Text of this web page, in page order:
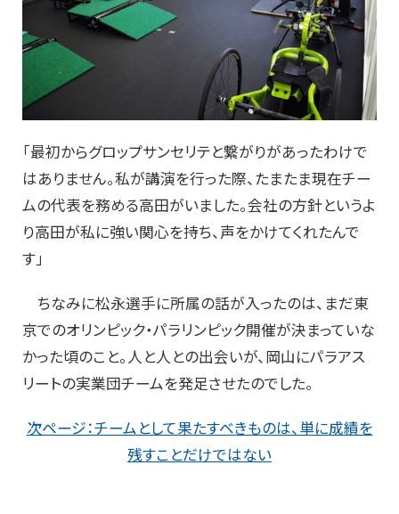
「最初からグロップサンセリテと繋がりがあったわけで
はありません。私が講演を行った際、たまたま現在チー
ムの代表を務める高田がいました。会社の方針というよ
り高田が私に強い関心を持ち、声をかけてくれたんで
す」
ちなみに松永選手に所属の話が入ったのは、まだ東
京でのオリンピック・パラリンピック開催が決まっていな
かった頃のこと。人と人との出会いが、岡山にパラアス
リートの実業団チームを発足させたのでした。
次ページ：チームとして果たすべきものは、単に成績を
残すことだけではない